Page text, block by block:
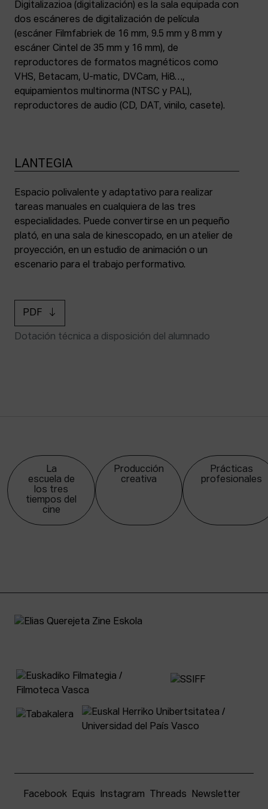
Digitalizazioa (digitalización) es la sala equipada con
dos escáneres de digitalización de película
(escáner Filmfabriek de 16 mm, 9.5 mm y 8 mm y
escáner Cintel de 35 mm y 16 mm), de
reproductores de formatos magnéticos como
VHS, Betacam, U-matic, DVCam, Hi8…,
equipamientos multinorma (NTSC y PAL),
reproductores de audio (CD, DAT, vinilo, casete).
LANTEGIA
Espacio polivalente y adaptativo para realizar
tareas manuales en cualquiera de las tres
especialidades. Puede convertirse en un pequeño
plató, en una sala de kinescopado, en un atelier de
proyección, en un estudio de animación o un
escenario para el trabajo performativo.
PDF
Dotación técnica a disposición del alumnado
La
escuela de
los tres
tiempos del
cine
Producción
creativa
Prácticas
profesionales
Facebook Equis Instagram Threads Newsletter